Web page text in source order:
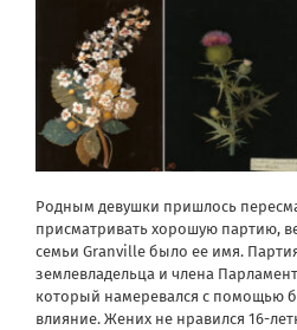
Родным девушки пришлось
присматривать хорошую партию,
семьи Granville было ее имя.
землевладельца и члена
который намеревался с помощью
влияние. Жених не нравился 16-